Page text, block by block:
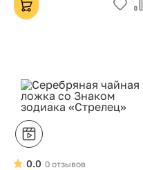
0 отзывов
0.0